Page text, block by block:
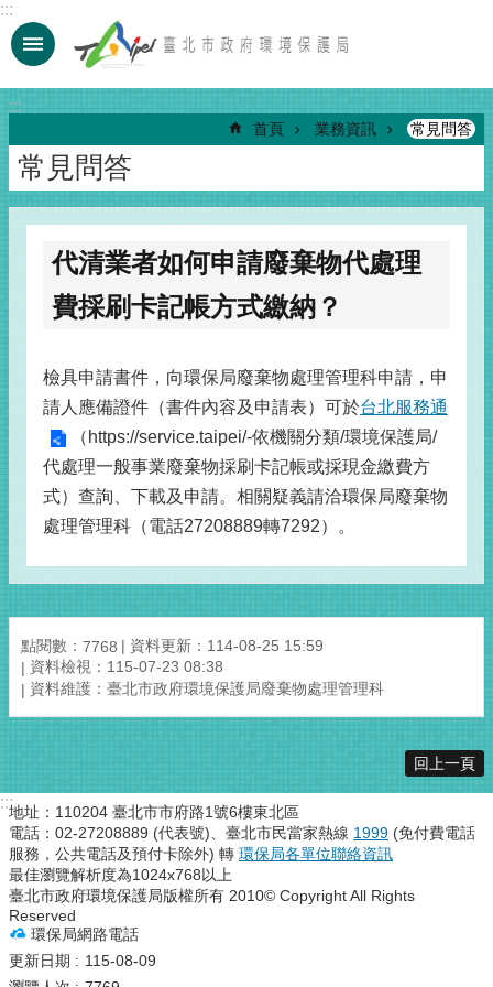
跳到主要內容區塊
:::
:::
首頁 業務資訊 常見問答
常見問答
代清業者如何申請廢棄物代處理
費採刷卡記帳方式繳納？
檢具申請書件，向環保局廢棄物處理管理科申請，申
請人應備證件（書件內容及申請表）可於台北服務通
（https://service.taipei/-依機關分類/環境保護局/
代處理一般事業廢棄物採刷卡記帳或採現金繳費方
式）查詢、下載及申請。相關疑義請洽環保局廢棄物
處理管理科（電話27208889轉7292）。
點閱數： 7768
資料更新：114-08-25 15:59
資料檢視：115-07-23 08:38
資料維護：臺北市政府環境保護局廢棄物處理管理科
回上一頁
:::地址：110204 臺北市市府路1號6樓東北區
電話：02-27208889 (代表號)、臺北市民當家熱線 1999 (免付費電話
服務，公共電話及預付卡除外) 轉 環保局各單位聯絡資訊
最佳瀏覽解析度為1024x768以上
臺北市政府環境保護局版權所有 2010© Copyright All Rights
Reserved
環保局網路電話
更新日期
115-08-09